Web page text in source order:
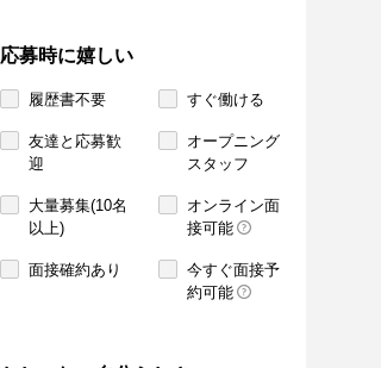
応募時に嬉しい
履歴書不要 すぐ働ける
友達と応募歓
迎
オープニング
スタッフ
大量募集(10名
以上)
オンライン面
接可能
面接確約あり
今すぐ面接予
約可能